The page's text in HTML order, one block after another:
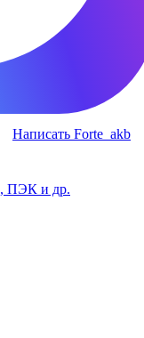
Написать Forte_akb
ПЭК и др.